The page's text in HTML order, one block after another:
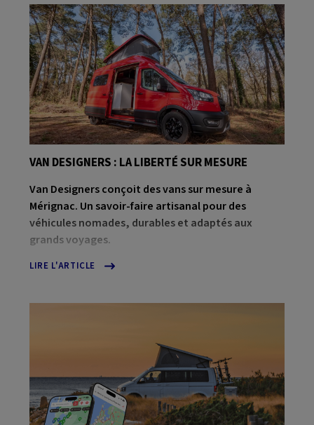
VAN DESIGNERS : LA LIBERTÉ SUR MESURE
Van Designers conçoit des vans sur mesure à
Mérignac. Un savoir-faire artisanal pour des
véhicules nomades, durables et adaptés aux
grands voyages.
LIRE L'ARTICLE